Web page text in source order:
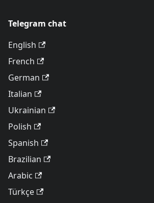
Telegram chat
English
French
German
Italian
Ukrainian
Polish
Spanish
Brazilian
Arabic
Türkçe